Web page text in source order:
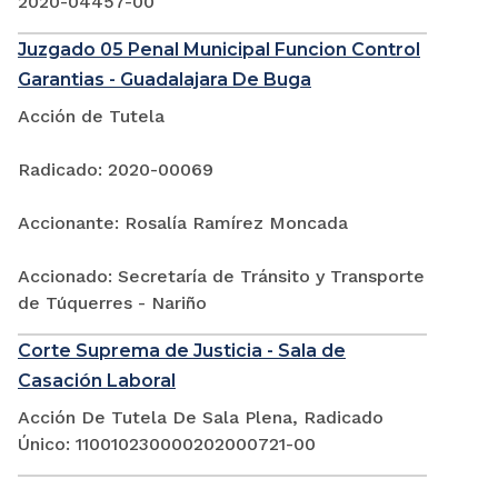
Juzgado 05 Penal Municipal Funcion Control
Garantias - Guadalajara De Buga
Acción de Tutela
Radicado: 2020-00069
Accionante: Rosalía Ramírez Moncada
Accionado: Secretaría de Tránsito y Transporte
de Túquerres - Nariño
Corte Suprema de Justicia - Sala de
Casación Laboral
Acción De Tutela De Sala Plena, Radicado
Único: 110010230000202000721-00